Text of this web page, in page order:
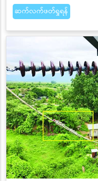
ဆက်လက်ဖတ်ရှုရန်